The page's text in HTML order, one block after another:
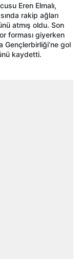
Eren Elmalı,
rakip ağları
atmış oldu. Son
forması giyerken
Gençlerbirliği’ne gol
kaydetti.